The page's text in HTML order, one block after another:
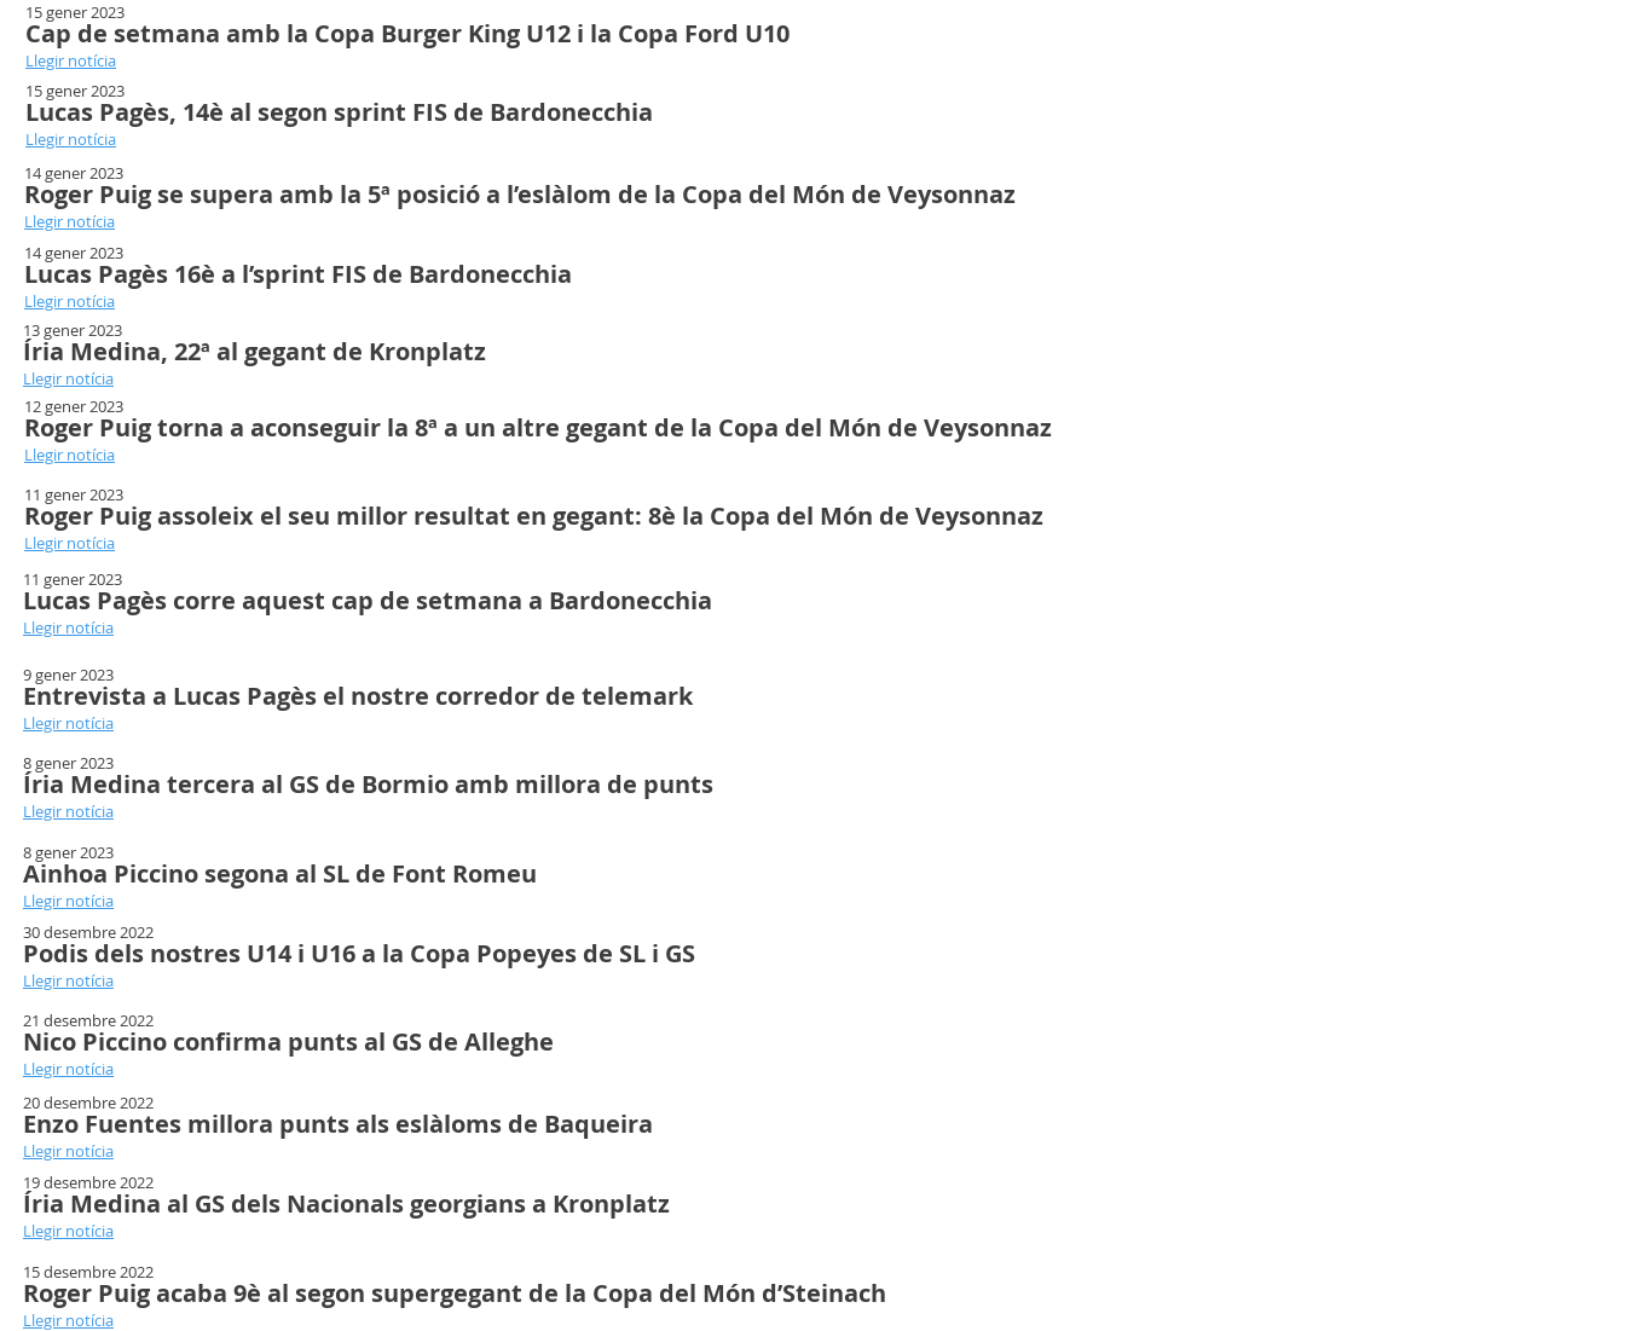
15 gener 2023
Cap de setmana amb la Copa Burger King U12 i la Copa Ford U10
Llegir notícia
15 gener 2023
Lucas Pagès, 14è al segon sprint FIS de Bardonecchia
Llegir notícia
14 gener 2023
Roger Puig se supera amb la 5ª posició a l’eslàlom de la Copa del Món de Veysonnaz
Llegir notícia
14 gener 2023
Lucas Pagès 16è a l’sprint FIS de Bardonecchia
Llegir notícia
13 gener 2023
Íria Medina, 22ª al gegant de Kronplatz
Llegir notícia
12 gener 2023
Roger Puig torna a aconseguir la 8ª a un altre gegant de la Copa del Món de Veysonnaz
Llegir notícia
11 gener 2023
Roger Puig assoleix el seu millor resultat en gegant: 8è la Copa del Món de Veysonnaz
Llegir notícia
11 gener 2023
Lucas Pagès corre aquest cap de setmana a Bardonecchia
Llegir notícia
9 gener 2023
Entrevista a Lucas Pagès el nostre corredor de telemark
Llegir notícia
8 gener 2023
Íria Medina tercera al GS de Bormio amb millora de punts
Llegir notícia
8 gener 2023
Ainhoa Piccino segona al SL de Font Romeu
Llegir notícia
30 desembre 2022
Podis dels nostres U14 i U16 a la Copa Popeyes de SL i GS
Llegir notícia
21 desembre 2022
Nico Piccino confirma punts al GS de Alleghe
Llegir notícia
20 desembre 2022
Enzo Fuentes millora punts als eslàloms de Baqueira
Llegir notícia
19 desembre 2022
Íria Medina al GS dels Nacionals georgians a Kronplatz
Llegir notícia
15 desembre 2022
Roger Puig acaba 9è al segon supergegant de la Copa del Món d’Steinach
Llegir notícia